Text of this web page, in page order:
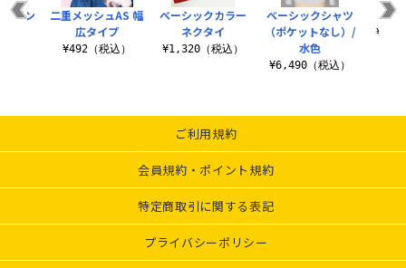
ベーシックカラー
ネクタイ
¥1,320（税込）
ベーシックシャツ
（ポケットなし）/
水色
¥6,490（税込）
ハ
メン
二重メッシュAS 幅
広タイプ
¥492（税込）
ご利用規約
会員規約・ポイント規約
特定商取引に関する表記
プライバシーポリシー